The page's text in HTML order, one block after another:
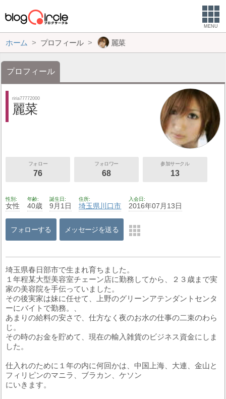
MENU
ホーム プロフィール 麗菜
プロフィール
riria77772000
麗菜
フォロー
76
フォロワー
68
参加サークル
13
性別
女性
年齢
40歳
誕生日
9月1日
住所
埼玉県 川口市
入会日
2016年07月13日
フォローする メッセージを送る
埼玉県春日部市で生まれ育ちました。
１年程某大型美容室チェーン店に勤務してから、２３歳まで実
家の美容院を手伝っていました。
その後実家は妹に任せて、上野のグリーンアテンダントセンタ
ーにバイトで勤務。、
あまりの給料の安さで、仕方なく夜のお水の仕事の二束のわら
じ。
その時のお金を貯めて、現在の輸入雑貨のビジネス資金にしま
した。
仕入れのために１年の内に何回かは、中国上海、大連、金山と
フィリピンのマニラ、ブラカン、ケソン
にいきます。